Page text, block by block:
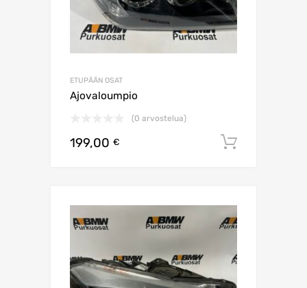
ETUPÄÄN OSAT
Ajovaloumpio
(0 arvostelua)
199,00 €